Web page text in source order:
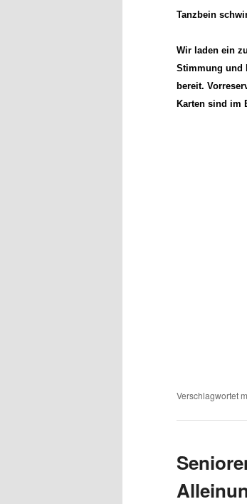
Tanzbein
Wir laden ein
Stimmung und
bereit.
Karten sind im
Verschlagwortet